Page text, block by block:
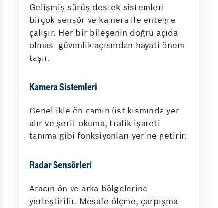
Gelişmiş sürüş destek sistemleri
birçok sensör ve kamera ile entegre
çalışır. Her bir bileşenin doğru açıda
olması güvenlik açısından hayati önem
taşır.
Kamera Sistemleri
Genellikle ön camın üst kısmında yer
alır ve şerit okuma, trafik işareti
tanıma gibi fonksiyonları yerine getirir.
Radar Sensörleri
Aracın ön ve arka bölgelerine
yerleştirilir. Mesafe ölçme, çarpışma